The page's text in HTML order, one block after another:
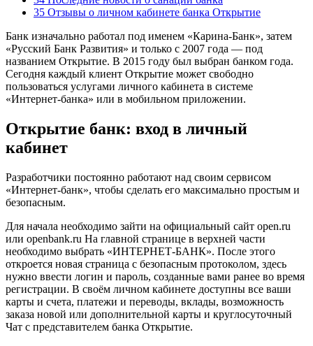
35 Отзывы о личном кабинете банка Открытие
Банк изначально работал под именем «Карина-Банк», затем
«Русский Банк Развития» и только с 2007 года — под
названием Открытие. В 2015 году был выбран банком года.
Сегодня каждый клиент Открытие может свободно
пользоваться услугами личного кабинета в системе
«Интернет-банка» или в мобильном приложении.
Открытие банк: вход в личный
кабинет
Разработчики постоянно работают над своим сервисом
«Интернет-банк», чтобы сделать его максимально простым и
безопасным.
Для начала необходимо зайти на официальный сайт open.ru
или openbank.ru На главной странице в верхней части
необходимо выбрать «ИНТЕРНЕТ-БАНК». После этого
откроется новая страница с безопасным протоколом, здесь
нужно ввести логин и пароль, созданные вами ранее во время
регистрации. В своём личном кабинете доступны все ваши
карты и счета, платежи и переводы, вклады, возможность
заказа новой или дополнительной карты и круглосуточный
Чат с представителем банка Открытие.